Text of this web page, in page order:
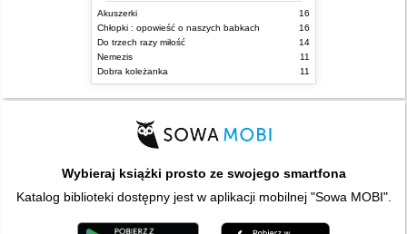
Akuszerki
16
Chłopki : opowieść o naszych babkach
16
Do trzech razy miłość
14
Nemezis
11
Dobra koleżanka
11
Wybieraj książki prosto ze swojego smartfona
Katalog biblioteki dostępny jest w aplikacji mobilnej "Sowa MOBI".